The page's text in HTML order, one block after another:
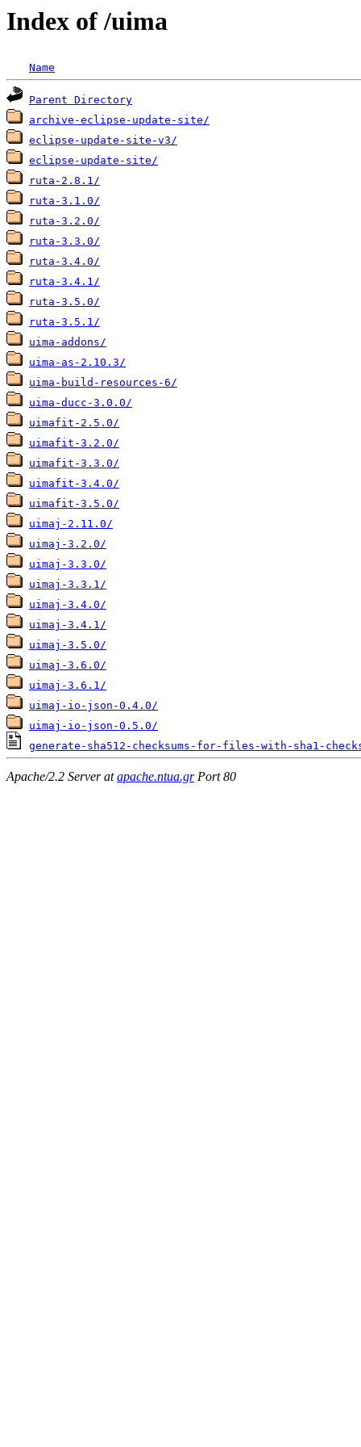
Index of /uima
Name
Parent Directory
archive-eclipse-update-site/
eclipse-update-site-v3/
eclipse-update-site/
ruta-2.8.1/
ruta-3.1.0/
ruta-3.2.0/
ruta-3.3.0/
ruta-3.4.0/
ruta-3.4.1/
ruta-3.5.0/
ruta-3.5.1/
uima-addons/
uima-as-2.10.3/
uima-build-resources-6/
uima-ducc-3.0.0/
uimafit-2.5.0/
uimafit-3.2.0/
uimafit-3.3.0/
uimafit-3.4.0/
uimafit-3.5.0/
uimaj-2.11.0/
uimaj-3.2.0/
uimaj-3.3.0/
uimaj-3.3.1/
uimaj-3.4.0/
uimaj-3.4.1/
uimaj-3.5.0/
uimaj-3.6.0/
uimaj-3.6.1/
uimaj-io-json-0.4.0/
uimaj-io-json-0.5.0/
generate-sha512-checksums-for-files-with-sha1-
Apache/2.2 Server atapache.ntua.grPort 80